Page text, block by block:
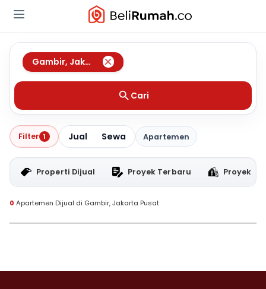
Gambir, Jakarta Pusat
Cari
Filter 1 Jual Sewa Apartemen
Properti Dijual Proyek Terbaru Proyek
0 Apartemen Dijual di Gambir, Jakarta Pusat